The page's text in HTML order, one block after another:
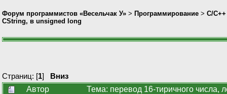
Форум программистов «Весельчак У» > Программирование > C/C++
CString, в unsigned long
Страниц: [1] Вниз
Автор
Тема: перевод 16-тиричного числа,